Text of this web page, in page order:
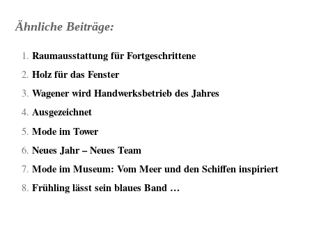
Ähnliche Beiträge:
Raumausstattung für Fortgeschrittene
Holz für das Fenster
Wagener wird Handwerksbetrieb des Jahres
Ausgezeichnet
Mode im Tower
Neues Jahr – Neues Team
Mode im Museum: Vom Meer und den Schiffen inspiriert
Frühling lässt sein blaues Band …